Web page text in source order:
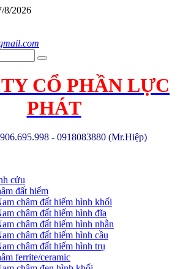
8/2026
CỔ PHẦN LỰC
PHÁT
- 0918083880 (Mr.Hiệp)
cửu
đất hiếm
châm đất hiếm hình khối
châm đất hiếm hình đĩa
châm đất hiếm hình nhẫn
châm đất hiếm hình cầu
châm đất hiếm hình trụ
ferrite/ceramic